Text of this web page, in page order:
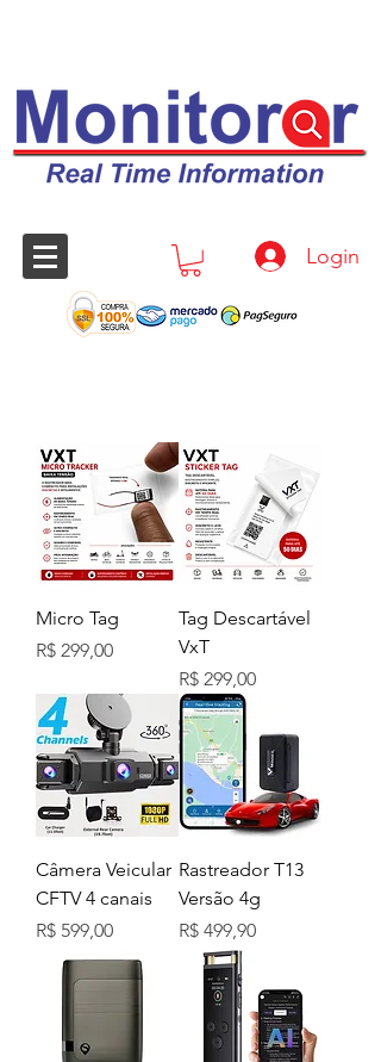
Login
Micro Tag
Preço
R$ 299,00
Tag Descartável
VxT
Preço
R$ 299,00
Câmera Veicular
CFTV 4 canais
Preço
R$ 599,00
Rastreador T13
Versão 4g
Preço
R$ 499,90